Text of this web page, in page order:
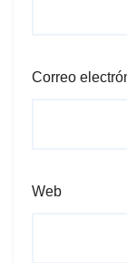
Correo
Web